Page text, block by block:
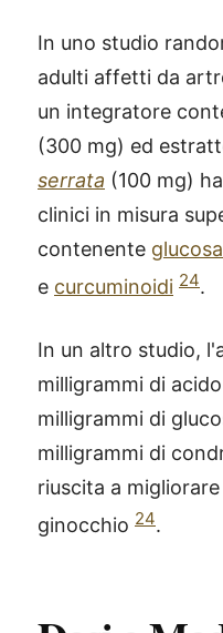
In uno studio
adulti affetti da
un integratore
(300 mg) ed
serrata (100 mg)
clinici in misura
contenente
e curcuminoidi 24.
In un altro studio,
milligrammi di
milligrammi di
milligrammi di
riuscita a
ginocchio 24.